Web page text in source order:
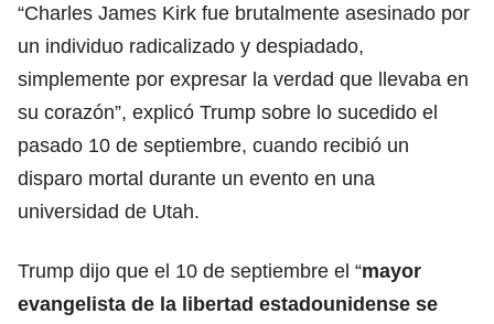
“Charles James Kirk fue brutalmente asesinado por
un individuo radicalizado y despiadado,
simplemente por expresar la verdad que llevaba en
su corazón”, explicó Trump sobre lo sucedido el
pasado 10 de septiembre, cuando recibió un
disparo mortal durante un evento en una
universidad de Utah.
Trump dijo que el 10 de septiembre el “mayor
evangelista de la libertad estadounidense se